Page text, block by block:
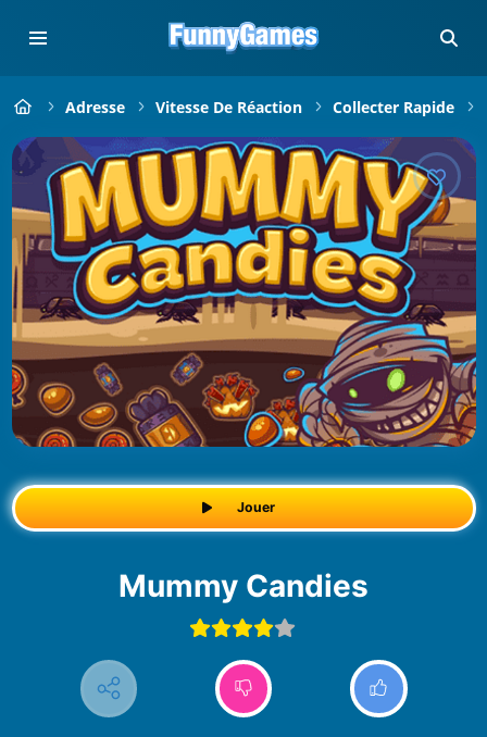
Adresse Vitesse De Réaction Collecter Rapide
Jouer
Mummy Candies